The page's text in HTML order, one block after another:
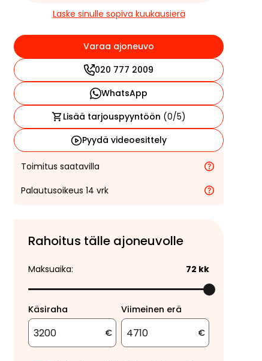
Laske sinulle sopiva kuukausierä
Varaa ajoneuvo
020 777 2009
WhatsApp
Lisää tarjouspyyntöön (0/5)
Pyydä videoesittely
Toimitus saatavilla
Palautusoikeus 14 vrk
Rahoitus tälle ajoneuvolle
Maksuaika: 72 kk
Käsiraha
€
Viimeinen erä
€